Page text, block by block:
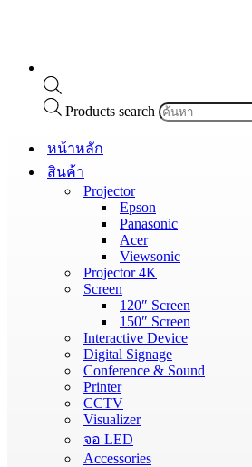
Products search
หน้าหลัก
สินค้า
Projector
Epson
Panasonic
Acer
Viewsonic
Projector 4K
Screen
120″ Screen
150″ Screen
Interactive Device
Digital Signage
Conference & Sound
Printer
CCTV
Visualizer
จอ LED
Accessories